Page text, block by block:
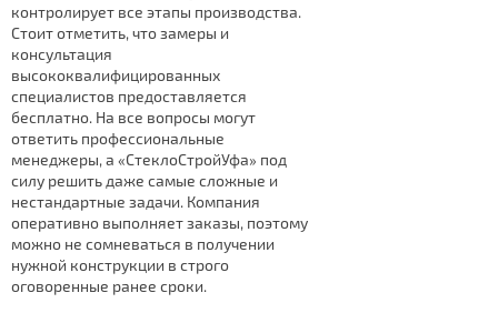
контролирует все этапы производства.
Стоит отметить, что замеры и
консультация
высококвалифицированных
специалистов предоставляется
бесплатно. На все вопросы могут
ответить профессиональные
менеджеры, а «СтеклоСтройУфа» под
силу решить даже самые сложные и
нестандартные задачи. Компания
оперативно выполняет заказы, поэтому
можно не сомневаться в получении
нужной конструкции в строго
оговоренные ранее сроки.